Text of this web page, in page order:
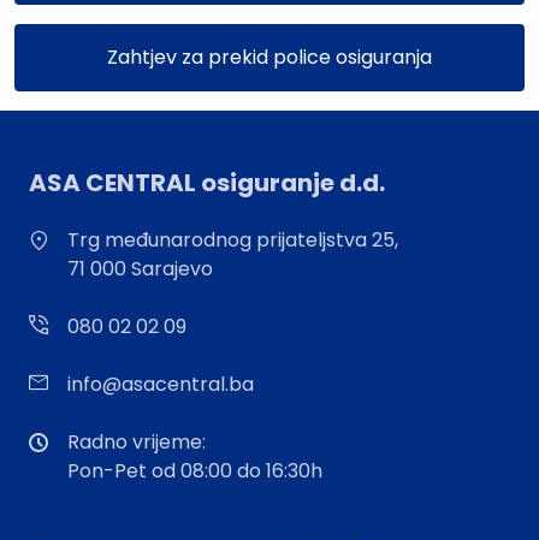
Zahtjev za prekid police osiguranja
ASA CENTRAL osiguranje d.d.
Trg međunarodnog prijateljstva 25,
71 000 Sarajevo
080 02 02 09
info@asacentral.ba
Radno vrijeme:
Pon-Pet od 08:00 do 16:30h